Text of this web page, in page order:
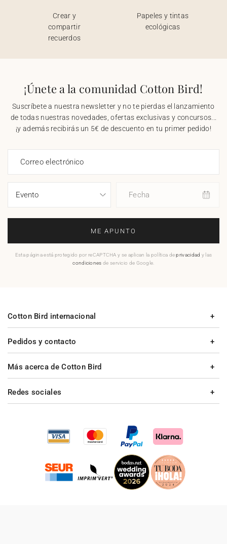
Crear y
compartir
recuerdos
Papeles y tintas
ecológicas
¡Únete a la comunidad Cotton Bird!
Suscríbete a nuestra newsletter y no te pierdas el lanzamiento
de todas nuestras novedades, ofertas exclusivas y concursos...
¡y además recibirás un 5€ de descuento en tu primer pedido!
Correo electrónico
Fecha
ME APUNTO
Esta página está protegido por reCAPTCHA y se aplican la política deprivacidad y las
condiciones de servicio de Google.
Pedidos y contacto
Más acerca de Cotton Bird
Cotton Bird internacional
Redes sociales